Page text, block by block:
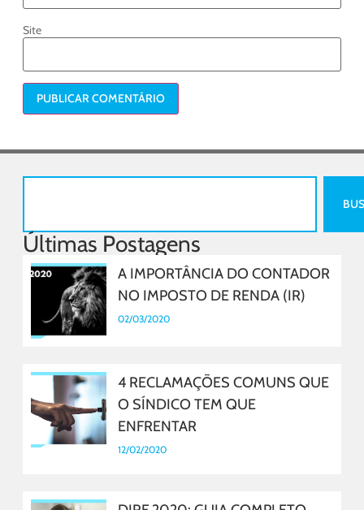
Site
Últimas Postagens
A IMPORTÂNCIA DO CONTADOR
NO IMPOSTO DE RENDA (IR)
02/03/2020
4 RECLAMAÇÕES COMUNS QUE
O SÍNDICO TEM QUE
ENFRENTAR
12/02/2020